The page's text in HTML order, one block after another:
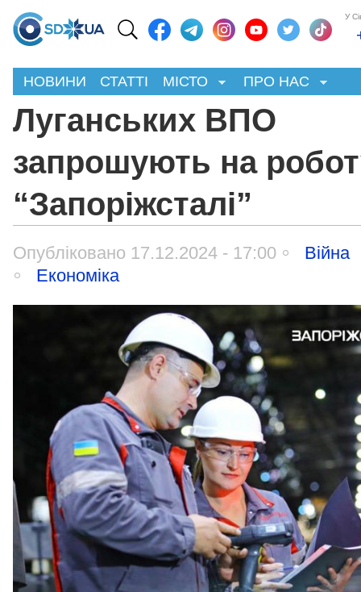
У
НОВИНИ СТАТТІ МІСТО ПРО НАС
Луганських ВПО
запрошують на
“Запоріжсталі”
Опубліковано 17.12.2024 - 17:00
Війна
Економіка